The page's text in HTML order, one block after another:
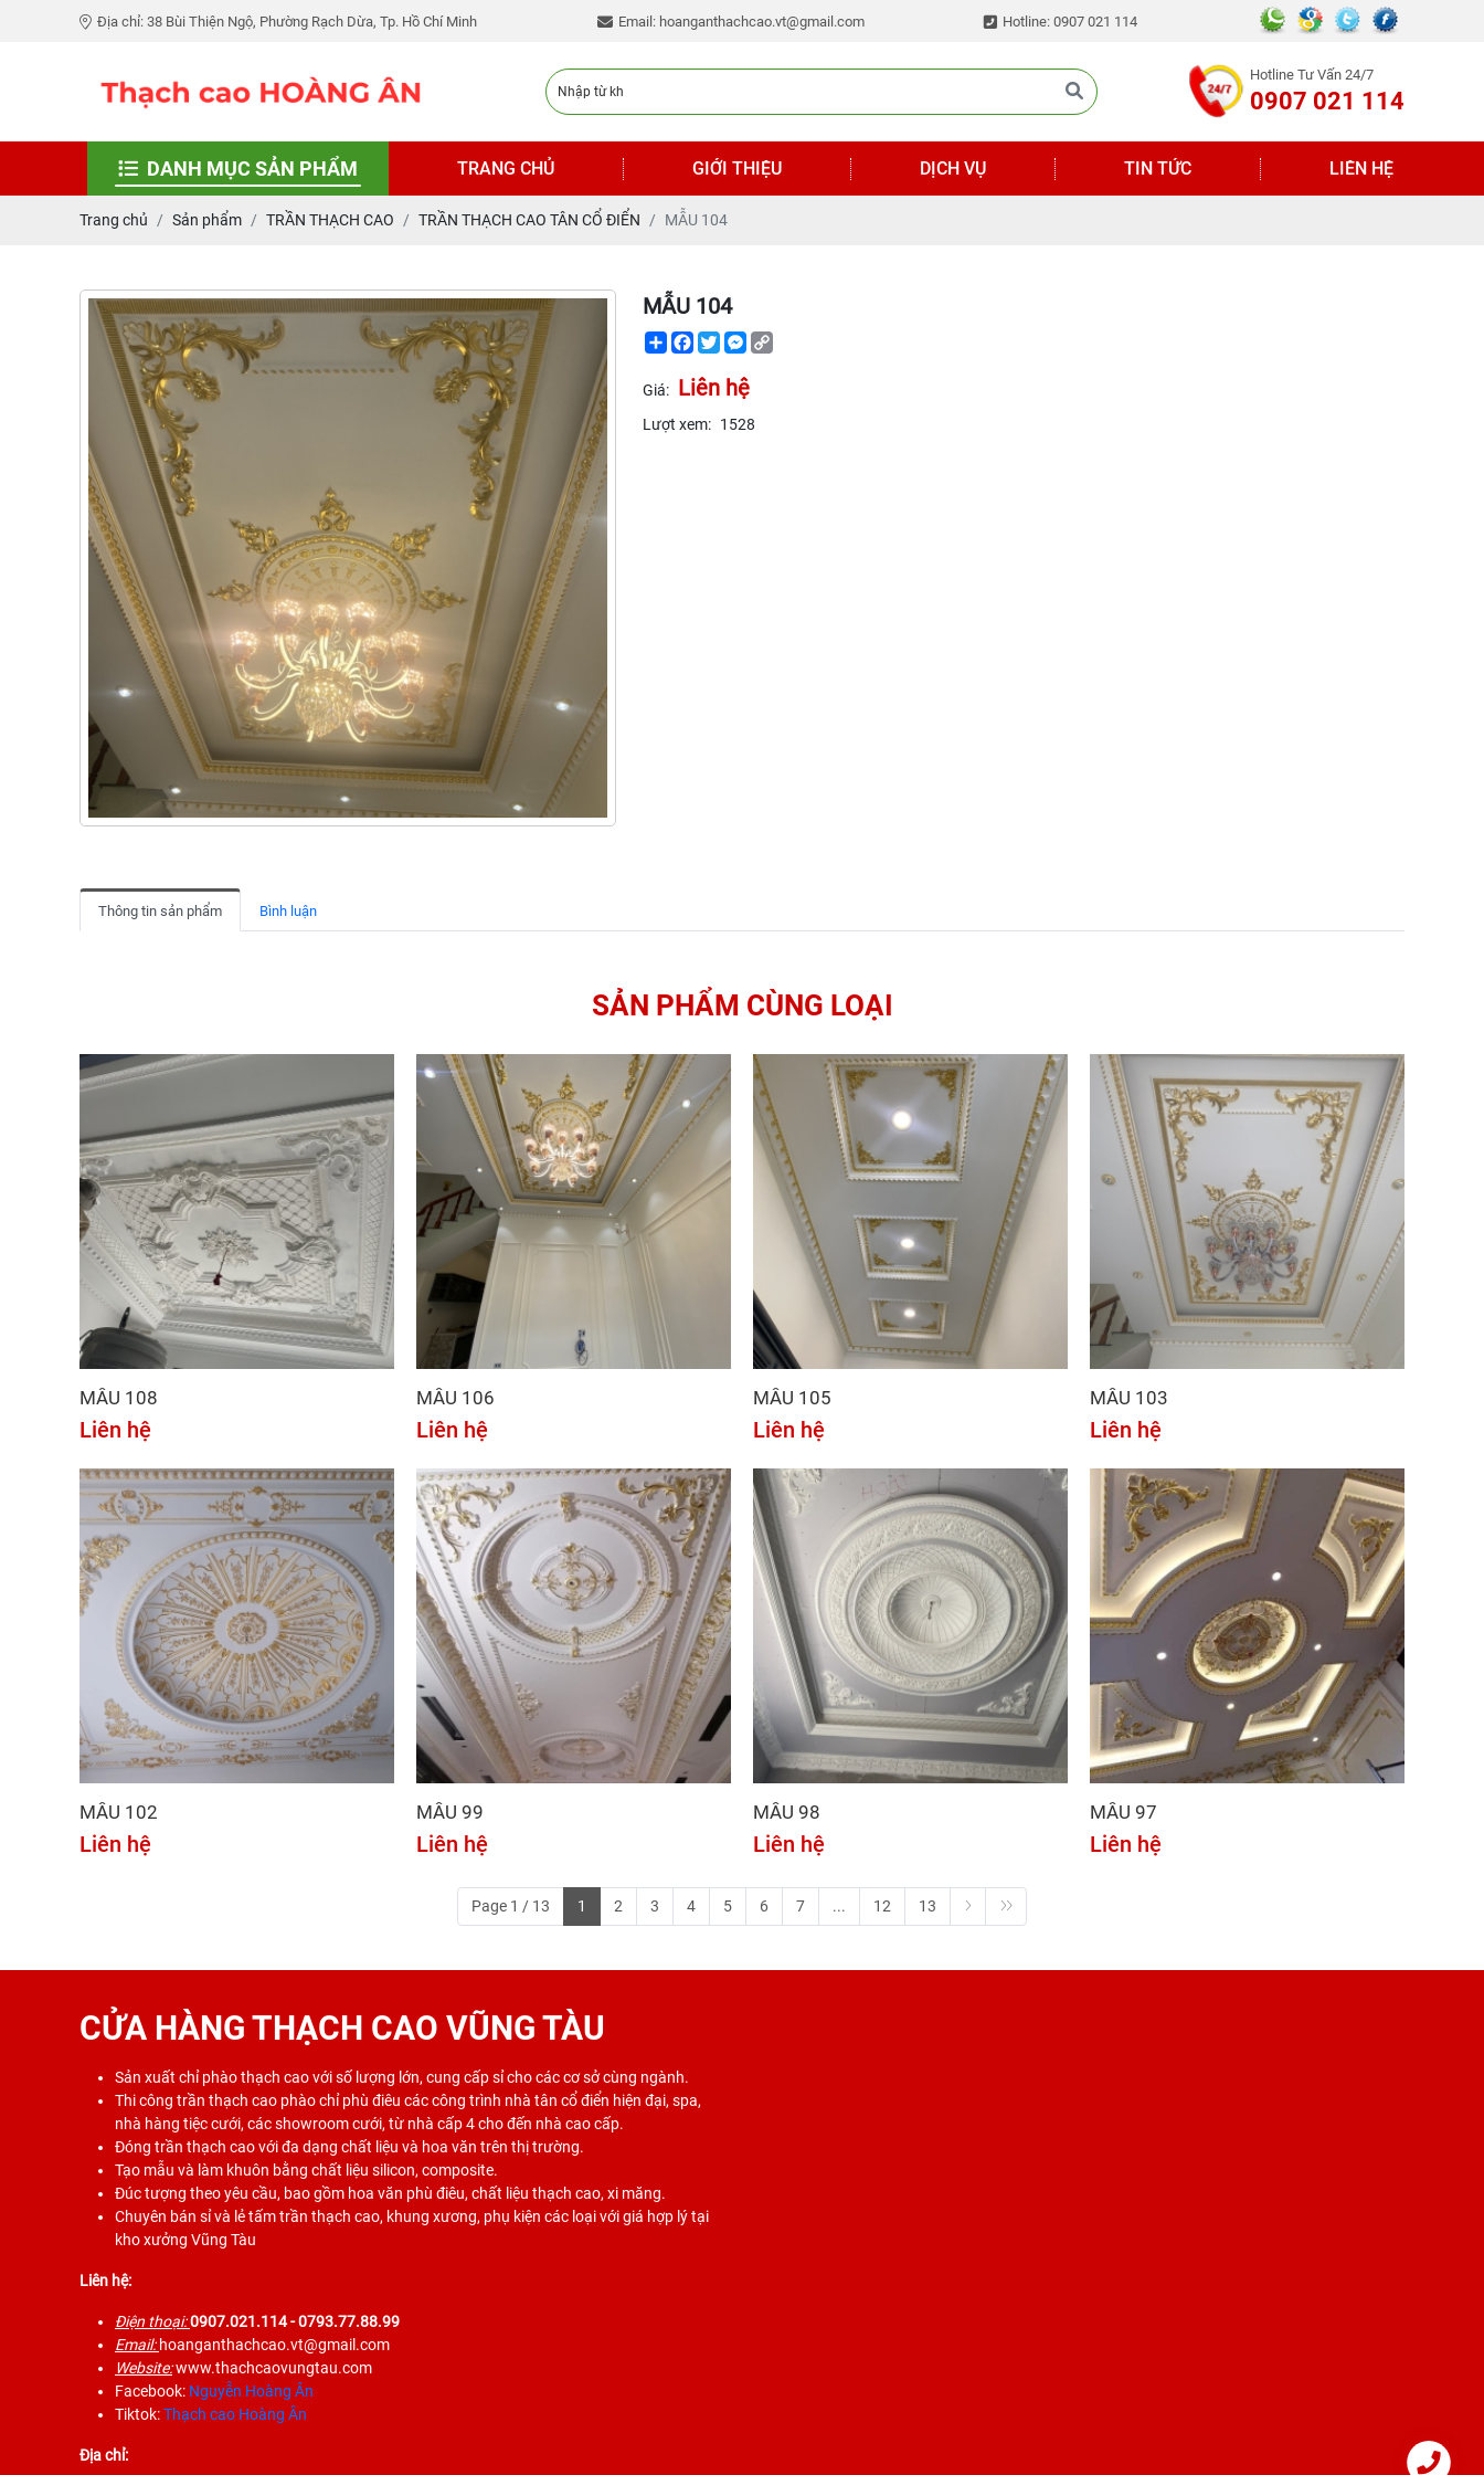
Địa chỉ: 38 Bùi Thiện Ngộ, Phường Rạch Dừa, Tp. Hồ Chí Minh Email: hoanganthachcao.vt@gmail.com Hotline: 0907 021 114
Hotline Tư Vấn 24/7
0907 021 114
DANH MỤC SẢN PHẨM TRANG CHỦ GIỚI THIỆU DỊCH VỤ TIN TỨC LIÊN HỆ
Trang chủ Sản phẩm TRẦN THẠCH CAO TRẦN THẠCH CAO TÂN CỔ ĐIỂN MẪU 104
MẪU 104
ShareFacebook
TwitterMessenger
Giá: Liên hệ
Lượt xem: 1528
Thông tin sản phẩm Bình luận
SẢN PHẨM CÙNG LOẠI
MẪU 108
Liên hệ
MẪU 106
Liên hệ
MẪU 105
Liên hệ
MẪU 103
Liên hệ
MẪU 102
Liên hệ
MẪU 99
Liên hệ
MẪU 98
Liên hệ
MẪU 97
Liên hệ
Page 1 / 13 1 2 3 4 5 6 7 ... 12 13
CỬA HÀNG THẠCH CAO VŨNG TÀU
Sản xuất chỉ phào thạch cao với số lượng lớn, cung cấp sỉ cho các cơ sở cùng ngành.
Thi công trần thạch cao phào chỉ phù điêu các công trình nhà tân cổ điển hiện đại, spa,
nhà hàng tiệc cưới, các showroom cưới, từ nhà cấp 4 cho đến nhà cao cấp.
Đóng trần thạch cao với đa dạng chất liệu và hoa văn trên thị trường.
Tạo mẫu và làm khuôn bằng chất liệu silicon, composite.
Đúc tượng theo yêu cầu, bao gồm hoa văn phù điêu, chất liệu thạch cao, xi măng.
Chuyên bán sỉ và lẻ tấm trần thạch cao, khung xương, phụ kiện các loại với giá hợp lý tại
kho xưởng Vũng Tàu
Liên hệ:
Điện thoại:0907.021.114- 0793.77.88.99
Email: hoanganthachcao.vt@gmail.com
Website:www.thachcaovungtau.com
Facebook: Nguyễn Hoàng Ân
Tiktok:Thạch cao Hoàng Ân
Địa chỉ: